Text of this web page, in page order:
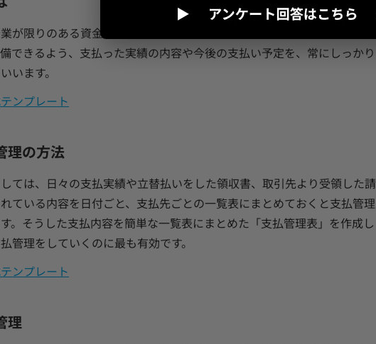
が限りのある資金を効果的に運用するために、今後の支払いのための資
できるよう、支払った実績の内容や今後の支払い予定を、常にしっかり
います。
ンプレート
理の方法
ては、日々の支払実績や立替払いをした領収書、取引先より受領した請
ている内容を日付ごと、支払先ごとの一覧表にまとめておくと支払管理
。そうした支払内容を簡単な一覧表にまとめた「支払管理表」を作成し
管理をしていくのに最も有効です。
ンプレート
理